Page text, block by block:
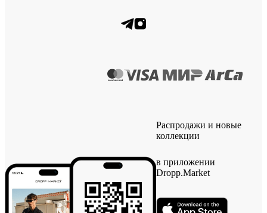
Распродажи и новые
коллекции
в приложении
Dropp.Market